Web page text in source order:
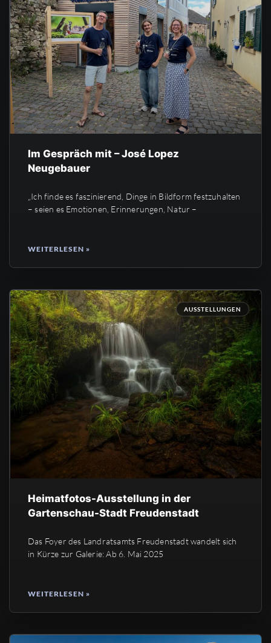
Im Gespräch mit – José Lopez
Neugebauer
„Ich finde es faszinierend, Dinge in Bildform festzuhalten
– seien es Emotionen, Erinnerungen, Natur –
WEITERLESEN »
AUSSTELLUNGEN
Heimatfotos-Ausstellung in der
Gartenschau-Stadt Freudenstadt
Das Foyer des Landratsamts Freudenstadt wandelt sich
in Kürze zur Galerie: Ab 6. Mai 2025
WEITERLESEN »